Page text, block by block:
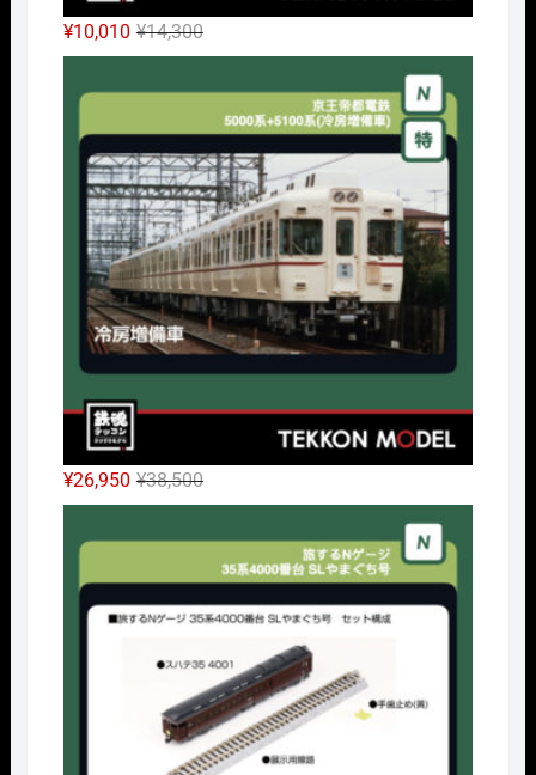
¥14,300元
の
価
¥14,300
で
し
た。
¥10,010
現
在
の
は
¥10,010
で
す。
¥38,500元
の
価
¥38,500
し
た。
¥26,950
現
在
の
は
で
す。